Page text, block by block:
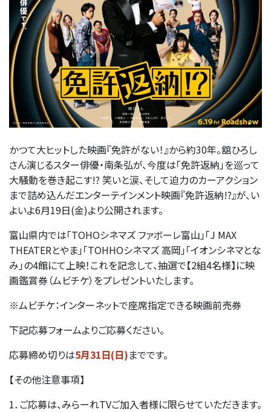
かつて大ヒットした映画『免許がない！』から約30年。舘ひろし
さん演じるスター俳優・南条弘が、今度は「免許返納」を巡って
大騒動を巻き起こす!? 笑いと涙、そして迫力のカーアクション
まで詰め込んだエンターテインメント映画『免許返納!?』が、い
よいよ6月19日(金)より公開されます。
富山県内では「TOHOシネマズ ファボーレ富山」「J MAX
THEATERとやま」「TOHHOシネマズ 高岡」「イオンシネマとな
み」の4館にて上映！これを記念して、抽選で【2組4名様】に映
画鑑賞券（ムビチケ）をプレゼントいたします。
※ムビチケ：インターネットで座席指定できる映画前売券
下記応募フォームよりご応募ください。
応募締め切りは5月31日(日)までです。
【その他注意事項】
1．ご応募は、みらーれTVご加入者様に限らせていただきます。